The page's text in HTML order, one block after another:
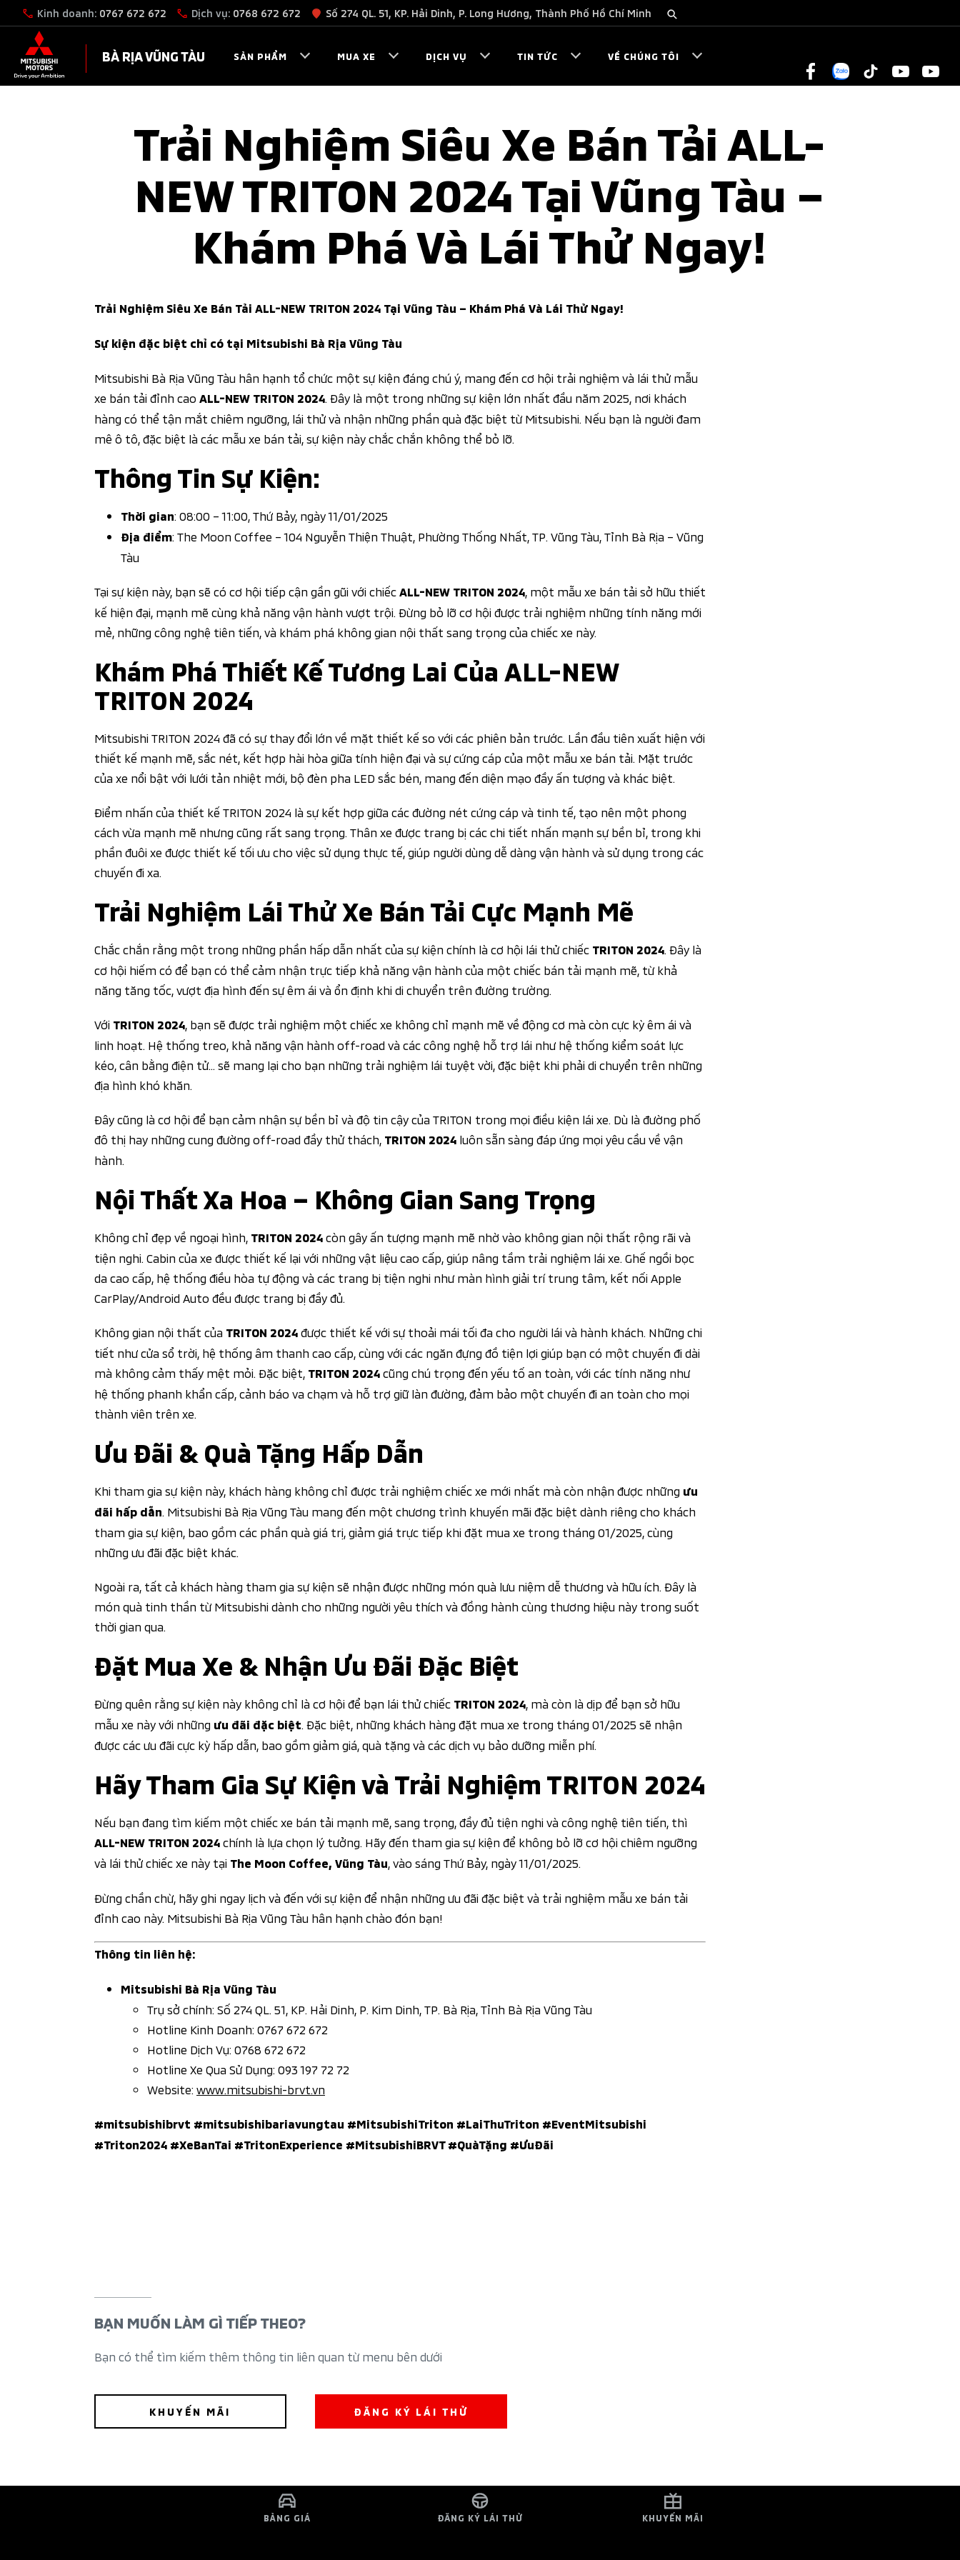
BÀ RỊA VŨNG TÀU SẢN PHẨM MUA XE DỊCH VỤ TIN TỨC VỀ CHÚNG TÔI
Kinh doanh: 0767 672 672 Dịch vụ: 0768 672 672 Số 274 QL. 51, KP. Hải Dinh, P. Long Hương, Thành Phố Hồ Chí Minh
Trải Nghiệm Siêu Xe Bán Tải ALL-
NEW TRITON 2024 Tại Vũng Tàu –
Khám Phá Và Lái Thử Ngay!
Trải Nghiệm Siêu Xe Bán Tải ALL-NEW TRITON 2024 Tại Vũng Tàu – Khám Phá Và Lái Thử Ngay!
Sự kiện đặc biệt chỉ có tại Mitsubishi Bà Rịa Vũng Tàu
Mitsubishi Bà Rịa Vũng Tàu hân hạnh tổ chức một sự kiện đáng chú ý, mang đến cơ hội trải nghiệm và lái thử mẫu
xe bán tải đỉnh cao ALL-NEW TRITON 2024. Đây là một trong những sự kiện lớn nhất đầu năm 2025, nơi khách
hàng có thể tận mắt chiêm ngưỡng, lái thử và nhận những phần quà đặc biệt từ Mitsubishi. Nếu bạn là người đam
mê ô tô, đặc biệt là các mẫu xe bán tải, sự kiện này chắc chắn không thể bỏ lỡ.
Thông Tin Sự Kiện:
Thời gian: 08:00 – 11:00, Thứ Bảy, ngày 11/01/2025
Địa điểm: The Moon Coffee – 104 Nguyễn Thiện Thuật, Phường Thống Nhất, TP. Vũng Tàu, Tỉnh Bà Rịa – Vũng
Tàu
Tại sự kiện này, bạn sẽ có cơ hội tiếp cận gần gũi với chiếc ALL-NEW TRITON 2024, một mẫu xe bán tải sở hữu thiết
kế hiện đại, mạnh mẽ cùng khả năng vận hành vượt trội. Đừng bỏ lỡ cơ hội được trải nghiệm những tính năng mới
mẻ, những công nghệ tiên tiến, và khám phá không gian nội thất sang trọng của chiếc xe này.
Khám Phá Thiết Kế Tương Lai Của ALL-NEW
TRITON 2024
Mitsubishi TRITON 2024 đã có sự thay đổi lớn về mặt thiết kế so với các phiên bản trước. Lần đầu tiên xuất hiện với
thiết kế mạnh mẽ, sắc nét, kết hợp hài hòa giữa tính hiện đại và sự cứng cáp của một mẫu xe bán tải. Mặt trước
của xe nổi bật với lưới tản nhiệt mới, bộ đèn pha LED sắc bén, mang đến diện mạo đầy ấn tượng và khác biệt.
Điểm nhấn của thiết kế TRITON 2024 là sự kết hợp giữa các đường nét cứng cáp và tinh tế, tạo nên một phong
cách vừa mạnh mẽ nhưng cũng rất sang trọng. Thân xe được trang bị các chi tiết nhấn mạnh sự bền bỉ, trong khi
phần đuôi xe được thiết kế tối ưu cho việc sử dụng thực tế, giúp người dùng dễ dàng vận hành và sử dụng trong các
chuyến đi xa.
Trải Nghiệm Lái Thử Xe Bán Tải Cực Mạnh Mẽ
Chắc chắn rằng một trong những phần hấp dẫn nhất của sự kiện chính là cơ hội lái thử chiếc TRITON 2024. Đây là
cơ hội hiếm có để bạn có thể cảm nhận trực tiếp khả năng vận hành của một chiếc bán tải mạnh mẽ, từ khả
năng tăng tốc, vượt địa hình đến sự êm ái và ổn định khi di chuyển trên đường trường.
Với TRITON 2024, bạn sẽ được trải nghiệm một chiếc xe không chỉ mạnh mẽ về động cơ mà còn cực kỳ êm ái và
linh hoạt. Hệ thống treo, khả năng vận hành off-road và các công nghệ hỗ trợ lái như hệ thống kiểm soát lực
kéo, cân bằng điện tử… sẽ mang lại cho bạn những trải nghiệm lái tuyệt vời, đặc biệt khi phải di chuyển trên những
địa hình khó khăn.
Đây cũng là cơ hội để bạn cảm nhận sự bền bỉ và độ tin cậy của TRITON trong mọi điều kiện lái xe. Dù là đường phố
đô thị hay những cung đường off-road đầy thử thách, TRITON 2024luôn sẵn sàng đáp ứng mọi yêu cầu về vận
hành.
Nội Thất Xa Hoa – Không Gian Sang Trọng
Không chỉ đẹp về ngoại hình, TRITON 2024còn gây ấn tượng mạnh mẽ nhờ vào không gian nội thất rộng rãi và
tiện nghi. Cabin của xe được thiết kế lại với những vật liệu cao cấp, giúp nâng tầm trải nghiệm lái xe. Ghế ngồi bọc
da cao cấp, hệ thống điều hòa tự động và các trang bị tiện nghi như màn hình giải trí trung tâm, kết nối Apple
CarPlay/Android Auto đều được trang bị đầy đủ.
Không gian nội thất của TRITON 2024được thiết kế với sự thoải mái tối đa cho người lái và hành khách. Những chi
tiết như cửa sổ trời, hệ thống âm thanh cao cấp, cùng với các ngăn đựng đồ tiện lợi giúp bạn có một chuyến đi dài
mà không cảm thấy mệt mỏi. Đặc biệt, TRITON 2024cũng chú trọng đến yếu tố an toàn, với các tính năng như
hệ thống phanh khẩn cấp, cảnh báo va chạm và hỗ trợ giữ làn đường, đảm bảo một chuyến đi an toàn cho mọi
thành viên trên xe.
Ưu Đãi & Quà Tặng Hấp Dẫn
Khi tham gia sự kiện này, khách hàng không chỉ được trải nghiệm chiếc xe mới nhất mà còn nhận được những ưu
đãi hấp dẫn . Mitsubishi Bà Rịa Vũng Tàu mang đến một chương trình khuyến mãi đặc biệt dành riêng cho khách
tham gia sự kiện, bao gồm các phần quà giá trị, giảm giá trực tiếp khi đặt mua xe trong tháng 01/2025, cùng
những ưu đãi đặc biệt khác.
Ngoài ra, tất cả khách hàng tham gia sự kiện sẽ nhận được những món quà lưu niệm dễ thương và hữu ích. Đây là
món quà tinh thần từ Mitsubishi dành cho những người yêu thích và đồng hành cùng thương hiệu này trong suốt
thời gian qua.
Đặt Mua Xe & Nhận Ưu Đãi Đặc Biệt
Đừng quên rằng sự kiện này không chỉ là cơ hội để bạn lái thử chiếc TRITON 2024, mà còn là dịp để bạn sở hữu
mẫu xe này với những ưu đãi đặc biệt . Đặc biệt, những khách hàng đặt mua xe trong tháng 01/2025 sẽ nhận
được các ưu đãi cực kỳ hấp dẫn, bao gồm giảm giá, quà tặng và các dịch vụ bảo dưỡng miễn phí.
Hãy Tham Gia Sự Kiện và Trải Nghiệm TRITON 2024
Nếu bạn đang tìm kiếm một chiếc xe bán tải mạnh mẽ, sang trọng, đầy đủ tiện nghi và công nghệ tiên tiến, thì
ALL-NEW TRITON 2024chính là lựa chọn lý tưởng. Hãy đến tham gia sự kiện để không bỏ lỡ cơ hội chiêm ngưỡng
và lái thử chiếc xe này tại The Moon Coffee, Vũng Tàu , vào sáng Thứ Bảy, ngày 11/01/2025.
Đừng chần chừ, hãy ghi ngay lịch và đến với sự kiện để nhận những ưu đãi đặc biệt và trải nghiệm mẫu xe bán tải
đỉnh cao này. Mitsubishi Bà Rịa Vũng Tàu hân hạnh chào đón bạn!
Thông tin liên hệ:
Mitsubishi Bà Rịa Vũng Tàu
Trụ sở chính: Số 274 QL. 51, KP. Hải Dinh, P. Kim Dinh, TP. Bà Rịa, Tỉnh Bà Rịa Vũng Tàu
Hotline Kinh Doanh: 0767 672 672
Hotline Dịch Vụ: 0768 672 672
Hotline Xe Qua Sử Dụng: 093 197 72 72
Website: www.mitsubishi-brvt.vn
#mitsubishibrvt #mitsubishibariavungtau #MitsubishiTriton #LaiThuTriton #EventMitsubishi
#Triton2024 #XeBanTai #TritonExperience #MitsubishiBRVT #QuàTặng #ƯuĐãi
BẠN MUỐN LÀM GÌ TIẾP THEO?
Bạn có thể tìm kiếm thêm thông tin liên quan từ menu bên dưới
KHUYẾN MÃI ĐĂNG KÝ LÁI THỬ
BẢNG GIÁ ĐĂNG KÝ LÁI THỬ KHUYẾN MÃI